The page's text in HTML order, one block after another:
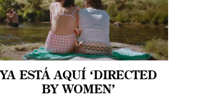
YA ESTÁ AQUÍ ‘DIRECTED
BY WOMEN’